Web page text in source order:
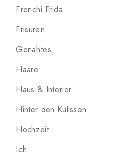
Frenchi Frida
Frisuren
Genähtes
Haare
Haus & Interior
Hinter den Kulissen
Hochzeit
Ich